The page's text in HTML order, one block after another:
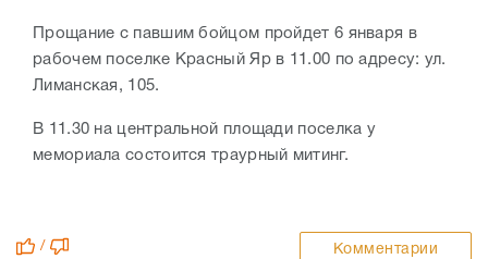
Прощание с павшим бойцом пройдет 6 января в
рабочем поселке Красный Яр в 11.00 по адресу: ул.
Лиманская, 105.
В 11.30 на центральной площади поселка у
мемориала состоится траурный митинг.
/ Комментарии